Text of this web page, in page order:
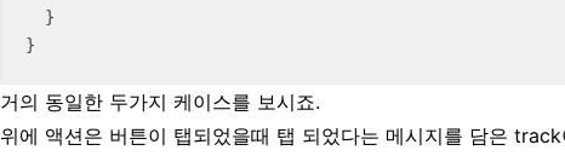
}
거의 동일한 두가지 케이스를 보시죠.
위에 액션은 버튼이 탭되었을때 탭 되었다는 메시지를 담은